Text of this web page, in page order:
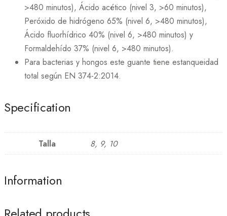
>480 minutos), Ácido acético (nivel 3, >60 minutos),
Peróxido de hidrógeno 65% (nivel 6, >480 minutos),
Ácido fluorhídrico 40% (nivel 6, >480 minutos) y
Formaldehído 37% (nivel 6, >480 minutos).
Para bacterias y hongos este guante tiene estanqueidad
total según EN 374-2:2014.
Specification
Talla 8, 9, 10
Information